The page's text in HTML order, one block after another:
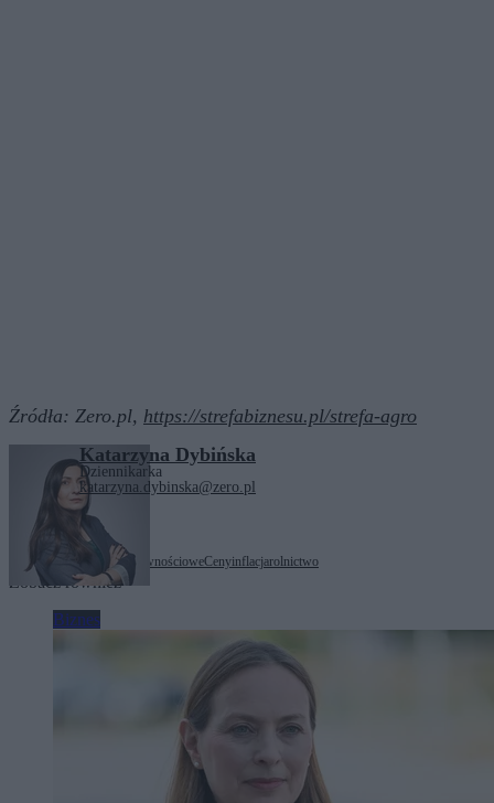
Źródła: Zero.pl, https://strefabiznesu.pl/strefa-agro
Katarzyna Dybińska
Dziennikarka
katarzyna.dybinska@zero.pl
Tagi: bezpieczeństwo żywnościoweCenyinflacjarolnictwo
Zobacz również
Biznes